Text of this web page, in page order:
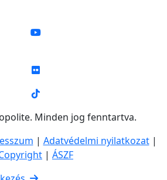
Minden jog fenntartva.
| Adatvédelmi nyilatkozat|
| ÁSZF